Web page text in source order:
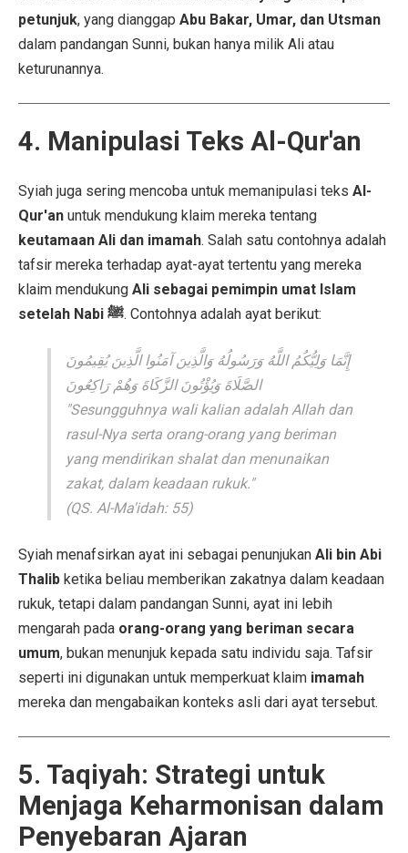
petunjuk, yang dianggap Abu Bakar, Umar, dan Utsman
dalam pandangan Sunni, bukan hanya milik Ali atau
keturunannya.
4. Manipulasi Teks Al-Qur'an
Syiah juga sering mencoba untuk memanipulasi teks Al-
Qur'an untuk mendukung klaim mereka tentang
keutamaan Ali dan imamah. Salah satu contohnya adalah
tafsir mereka terhadap ayat-ayat tertentu yang mereka
klaim mendukung Ali sebagai pemimpin umat Islam
setelah Nabi ﷺ. Contohnya adalah ayat berikut:
إِنَّمَا وَلِيُّكُمُ اللَّهُ وَرَسُولُهُ وَالَّذِينَ آمَنُوا الَّذِينَ يُقِيمُونَ
الصَّلَاةَ وَيُؤْتُونَ الزَّكَاةَ وَهُمْ رَاكِعُونَ
"Sesungguhnya wali kalian adalah Allah dan
rasul-Nya serta orang-orang yang beriman
yang mendirikan shalat dan menunaikan
zakat, dalam keadaan rukuk."
(QS. Al-Ma'idah: 55)
Syiah menafsirkan ayat ini sebagai penunjukan Ali bin Abi
Thalib ketika beliau memberikan zakatnya dalam keadaan
rukuk, tetapi dalam pandangan Sunni, ayat ini lebih
mengarah pada orang-orang yang beriman secara
umum, bukan menunjuk kepada satu individu saja. Tafsir
seperti ini digunakan untuk memperkuat klaim imamah
mereka dan mengabaikan konteks asli dari ayat tersebut.
5. Taqiyah: Strategi untuk
Menjaga Keharmonisan dalam
Penyebaran Ajaran